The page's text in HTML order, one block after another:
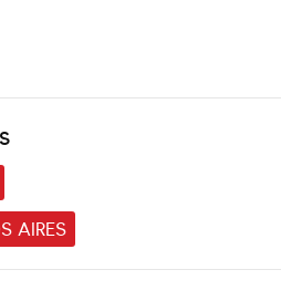
AIRES